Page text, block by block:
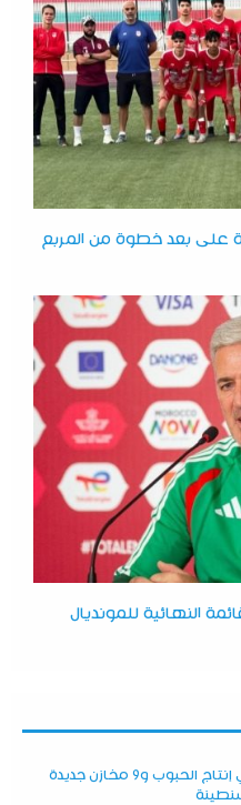
عنابة أقل من 16 سنة على بعد خطوة من المربع
النهائية للمونديال
“صابة” قياسية في إنتاج الحبوب و9 مخازن جديدة